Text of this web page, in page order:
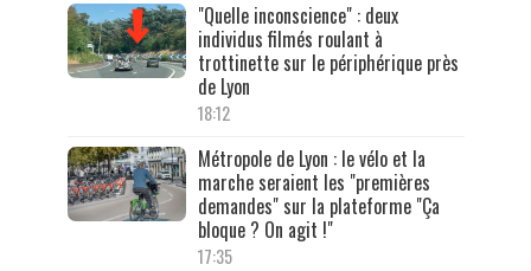
"Quelle inconscience" : deux
individus filmés roulant à
trottinette sur le périphérique près
de Lyon
18:12
Métropole de Lyon : le vélo et la
marche seraient les "premières
demandes" sur la plateforme "Ça
bloque ? On agit !"
17:35